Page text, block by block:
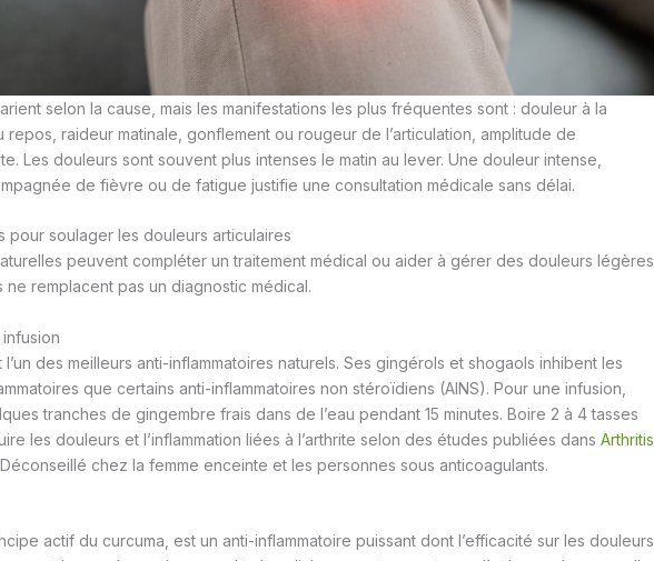
selon la cause, mais les manifestations les plus fréquentes sont : douleur à la
repos, raideur matinale, gonflement ou rougeur de l’articulation, amplitude de
Les douleurs sont souvent plus intenses le matin au lever. Une douleur intense,
de fièvre ou de fatigue justifie une consultation médicale sans délai.
pour soulager les douleurs articulaires
peuvent compléter un traitement médical ou aider à gérer des douleurs légères
ne remplacent pas un diagnostic médical.
des meilleurs anti-inflammatoires naturels. Ses gingérols et shogaols inhibent les
que certains anti-inflammatoires non stéroïdiens (AINS). Pour une infusion,
tranches de gingembre frais dans de l’eau pendant 15 minutes. Boire 2 à 4 tasses
les douleurs et l’inflammation liées à l’arthrite selon des études publiées dans Arthritis
chez la femme enceinte et les personnes sous anticoagulants.
actif du curcuma, est un anti-inflammatoire puissant dont l’efficacité sur les douleurs